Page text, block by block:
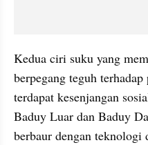
Kedua ciri suku yang
berpegang teguh
terdapat kesenjangan
Baduy Luar dan Baduy
berbaur dengan teknologi